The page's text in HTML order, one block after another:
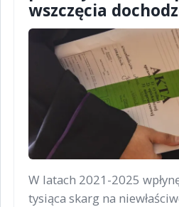
wszczęcia
W latach 2021-2025
tysiąca skarg na